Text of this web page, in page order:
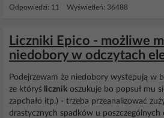
Odpowiedzi: 11 Wyświetleń: 36488
Liczniki Epico - możliwe
niedobory w odczytach
Podejrzewam że niedobory wystepują w
ze któryś licznik oszukuje bo popsuł mu
zapchało itp.) - trzeba przeanalizować
drastycznych spadków u